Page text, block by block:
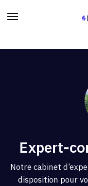
Expert-
Notre cabinet
disposition pour